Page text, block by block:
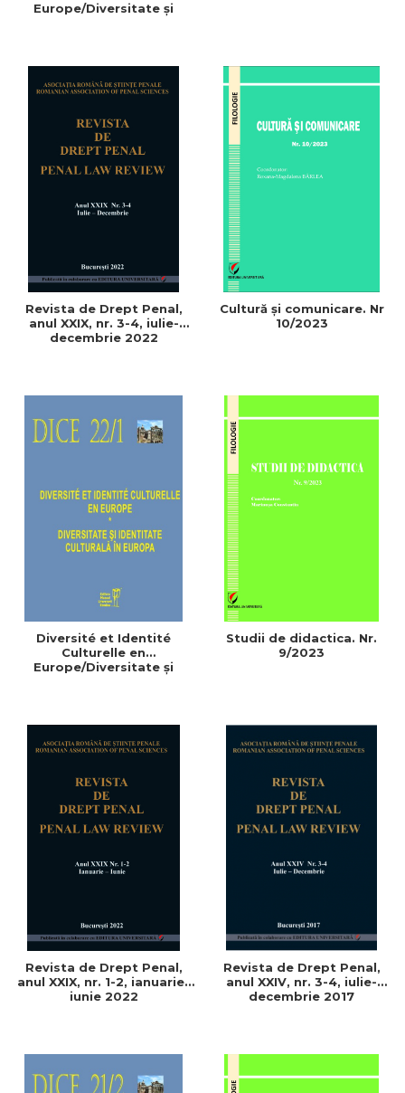
Europe/Diversitate şi
Revista de Drept Penal,
anul XXIX, nr. 3-4, iulie-
decembrie 2022
Cultură și comunicare. Nr
10/2023
Diversité et Identité
Culturelle en
Europe/Diversitate şi
Studii de didactica. Nr.
9/2023
Revista de Drept Penal,
anul XXIX, nr. 1-2, ianuarie-
iunie 2022
Revista de Drept Penal,
anul XXIV, nr. 3-4, iulie-
decembrie 2017